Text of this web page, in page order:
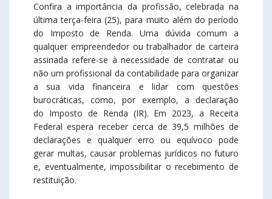
Confira a importância da profissão, celebrada na
última terça-feira (25), para muito além do período
do Imposto de Renda. Uma dúvida comum a
qualquer empreendedor ou trabalhador de carteira
assinada refere-se à necessidade de contratar ou
não um profissional da contabilidade para organizar
a sua vida financeira e lidar com questões
burocráticas, como, por exemplo, a declaração
do Imposto de Renda (IR). Em 2023, a Receita
Federal espera receber cerca de 39,5 milhões de
declarações e qualquer erro ou equívoco pode
gerar multas, causar problemas jurídicos no futuro
e, eventualmente, impossibilitar o recebimento de
restituição.